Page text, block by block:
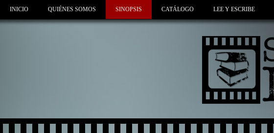
INICIO QUIÉNES SOMOS SINOPSIS CATÁLOGO LEE Y ESCRIBE